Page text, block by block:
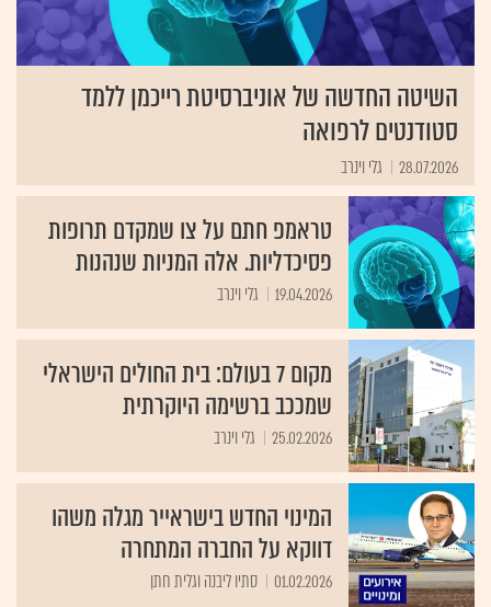
השיטה החדשה של אוניברסיטת רייכמן ללמד
סטודנטים לרפואה
28.07.2026 גלי וינרב
טראמפ חתם על צו שמקדם תרופות
פסיכדליות. אלה המניות שנהנות
19.04.2026 גלי וינרב
מקום 7 בעולם: בית החולים הישראלי
שמככב ברשימה היוקרתית
25.02.2026 גלי וינרב
המינוי החדש בישראייר מגלה משהו
דווקא על החברה המתחרה
01.02.2026 סתיו ליבנה וגלית חתן